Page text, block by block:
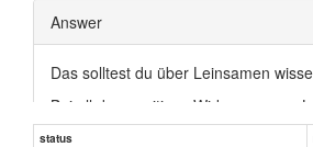
Answer
Das solltest du über Leinsamen
Bei all den positiven Wirkungen von
integrieren, wo wir nur können.
status